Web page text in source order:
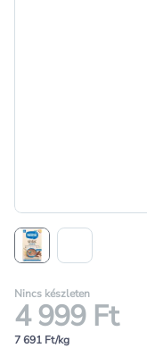
Nincs készleten
4 999 Ft
7 691 Ft/kg